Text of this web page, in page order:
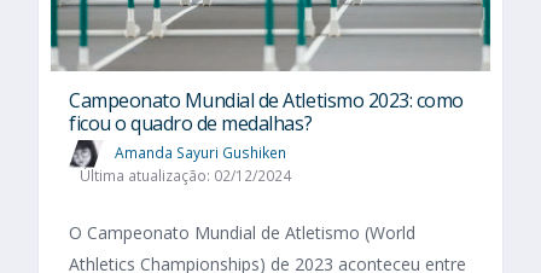
Campeonato Mundial de Atletismo 2023: como
ficou o quadro de medalhas?
Amanda Sayuri Gushiken
Última atualização: 02/12/2024
O Campeonato Mundial de Atletismo (World
Athletics Championships) de 2023 aconteceu entre